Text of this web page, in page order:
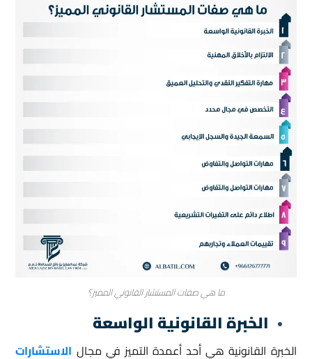
ما هي صفات المستشار القانوني المميز؟
الخبرة القانونية الواسعة
الخبرة القانونية هي أحد أعمدة التميز في مجال الاستشارات